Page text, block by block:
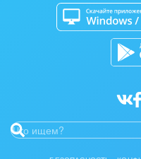
Мода, одежда,
Кибербезопасность
Разработчикам приложений